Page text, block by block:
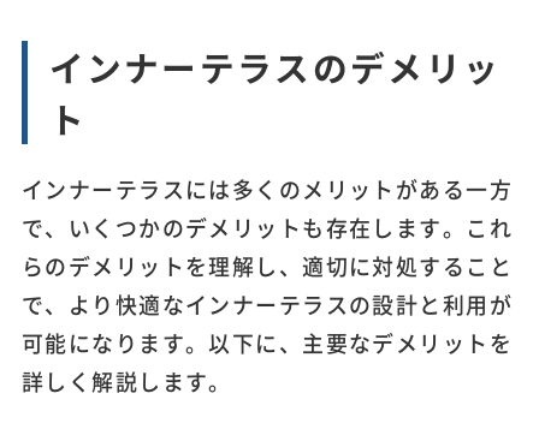
インナーテラスのデメリッ
ト
インナーテラスには多くのメリットがある一方
で、いくつかのデメリットも存在します。これ
らのデメリットを理解し、適切に対処すること
で、より快適なインナーテラスの設計と利用が
可能になります。以下に、主要なデメリットを
詳しく解説します。